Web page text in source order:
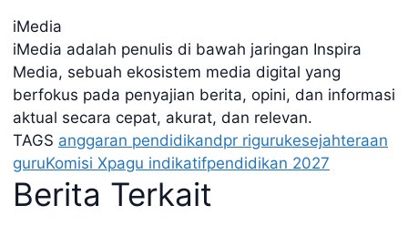
iMedia
iMedia adalah penulis di bawah jaringan Inspira
Media, sebuah ekosistem media digital yang
berfokus pada penyajian berita, opini, dan informasi
aktual secara cepat, akurat, dan relevan.
TAGS anggaran pendidikandpr rigurukesejahteraan
guruKomisi Xpagu indikatifpendidikan 2027
Berita Terkait